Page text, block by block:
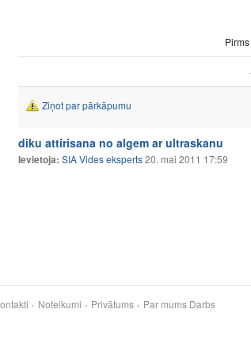
Ziņot par pārkāpumu
diku attirisana no algem ar ultraskanu
Ievietoja: SIA Vides eksperts20. mai 2011 17:59
Noteikumi Privātums Par mums Darbs